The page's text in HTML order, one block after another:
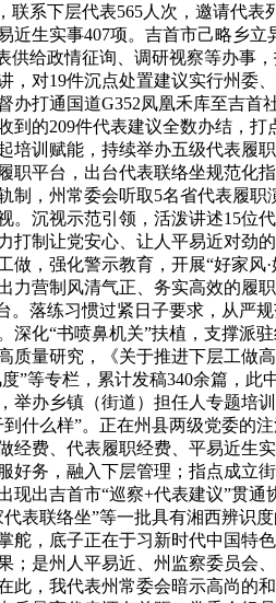
联系下层代表565人次，邀请代
近生实事407项。吉首市己略乡
供给政情征询、调研视察等办事
，对19件沉点处置建议实行州委
办打通国道G352凤凰禾库至吉
到的209件代表建议全数办结，
培训赋能，持续举办五级代表履
职平台，出台代表联络坐规范化
制，州常委会听取5名省代表履
。沉视示范引领，活泼讲述15位
打制让党安心、让人平易近对劲
做，强化警示教育，开展“好家
力营制风清气正、务实高效的履
。落练习惯过紧日子要求，从严
深化“书喷鼻机关”扶植，支撑派
质量研究，《关于推进下层工做
”等专栏，累计发稿340余篇，
举办乡镇（街道）担任人专题培
什么样”。正在州县两级党委的
经费、代表履职经费、平易近生
好务，融入下层管理；指点成立
现出吉首市“巡察+代表建议”贯
表联络坐”等一批具有湘西辨识
舵，底子正在于习新时代中国特
；是州人平易近、州监察委员会
此，我代表州常委会暗示高尚的